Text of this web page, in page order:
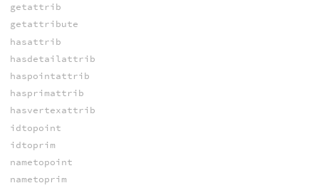
getattrib
getattribute
hasattrib
hasdetailattrib
haspointattrib
hasprimattrib
hasvertexattrib
idtopoint
idtoprim
nametopoint
nametoprim